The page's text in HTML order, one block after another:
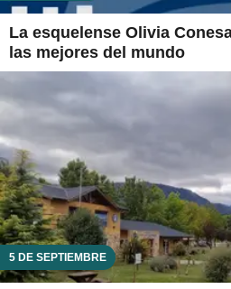
La esquelense Olivia
las mejores del mundo
5 DE SEPTIEMBRE